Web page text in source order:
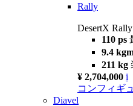
Rally
DesertX Rally
110 ps
9.4
211 kg
¥ 2,704,000 i
コンフィギ
Diavel